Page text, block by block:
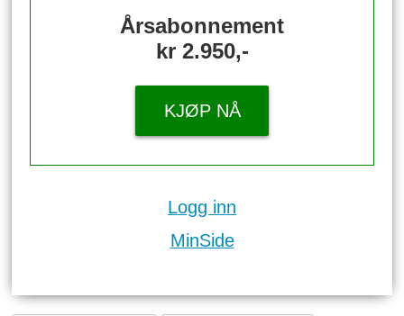
Årsabonnement
kr 2.950,-
KJØP NÅ
Logg inn
MinSide